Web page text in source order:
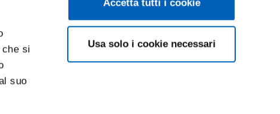
si
suo
Accetta tutti i cookie
Usa solo i cookie necessari